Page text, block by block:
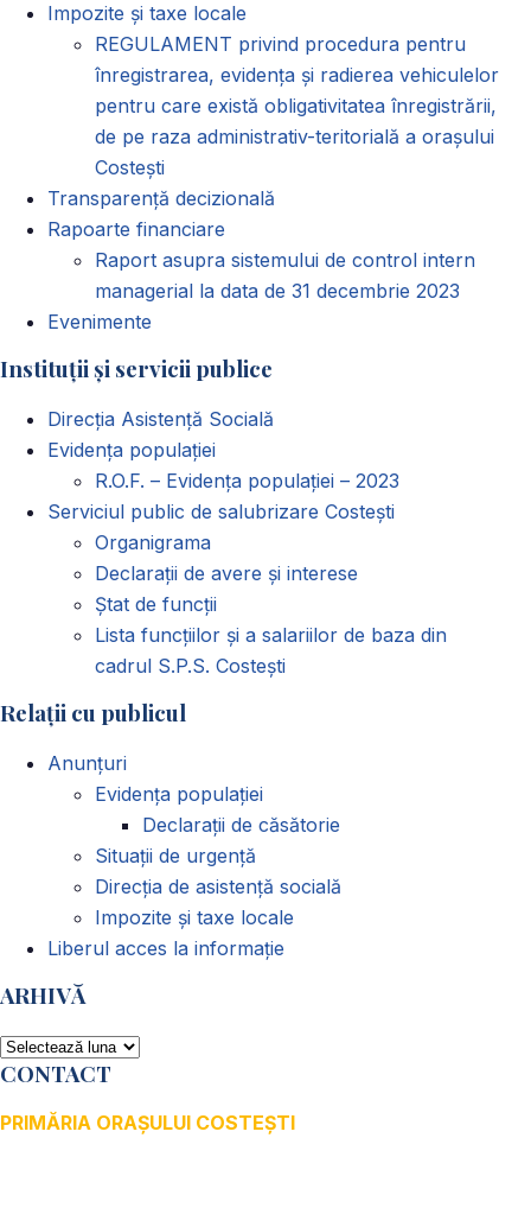
Impozite și taxe locale
REGULAMENT privind procedura pentru
înregistrarea, evidența și radierea vehiculelor
pentru care există obligativitatea înregistrării,
de pe raza administrativ-teritorială a orașului
Costești
Transparență decizională
Rapoarte financiare
Raport asupra sistemului de control intern
managerial la data de 31 decembrie 2023
Evenimente
Instituții și servicii publice
Direcția Asistență Socială
Evidența populației
R.O.F. – Evidența populației – 2023
Serviciul public de salubrizare Costești
Organigrama
Declarații de avere și interese
Ștat de funcții
Lista funcțiilor și a salariilor de baza din
cadrul S.P.S. Costești
Relații cu publicul
Anunțuri
Evidența populației
Declarații de căsătorie
Situații de urgență
Direcția de asistență socială
Impozite și taxe locale
Liberul acces la informație
ARHIVĂ
ARHIVĂ
CONTACT
PRIMĂRIA ORAȘULUI COSTEȘTI